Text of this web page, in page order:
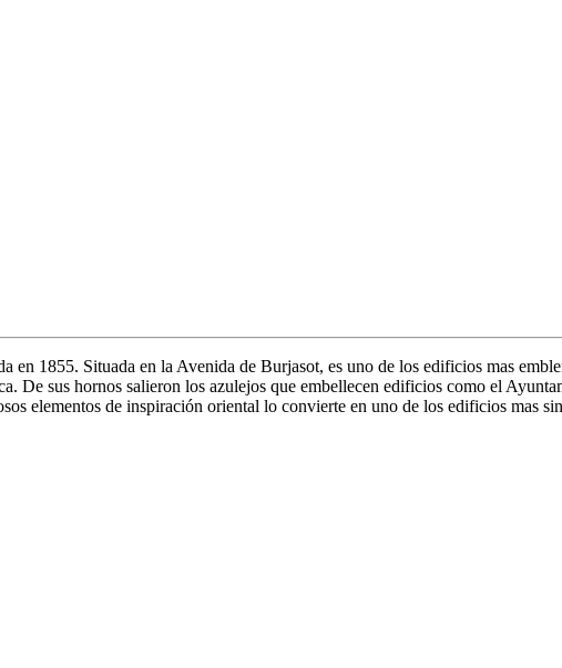
en 1855. Situada en la Avenida de Burjasot, es uno de los edificios mas
De sus hornos salieron los azulejos que embellecen edificios como el
elementos de inspiración oriental lo convierte en uno de los edificios mas